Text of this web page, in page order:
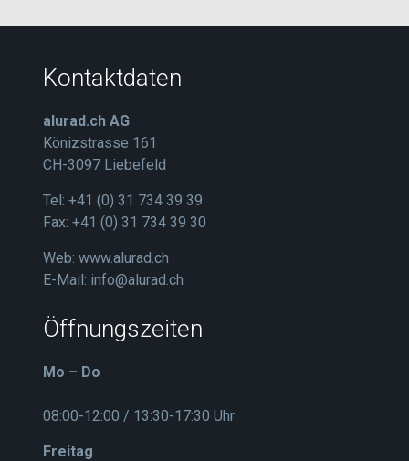
Kontaktdaten
alurad.ch AG
Könizstrasse 161
CH-3097 Liebefeld
Tel: +41 (0) 31 734 39 39
Fax: +41 (0) 31 734 39 30
Web:www.alurad.ch
E-Mail: info@alurad.ch
Öffnungszeiten
Mo – Do
08:00-12:00 / 13:30-17:30 Uhr
Freitag